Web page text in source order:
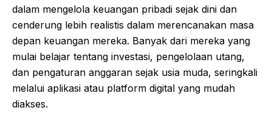
dalam mengelola keuangan pribadi sejak dini dan
cenderung lebih realistis dalam merencanakan masa
depan keuangan mereka. Banyak dari mereka yang
mulai belajar tentang investasi, pengelolaan utang,
dan pengaturan anggaran sejak usia muda, seringkali
melalui aplikasi atau platform digital yang mudah
diakses.